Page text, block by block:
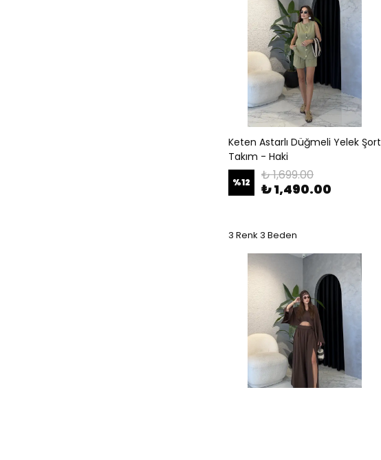
Keten Astarlı Düğmeli Yelek Şort
Takım - Haki
%12 ₺ 1,699.00
₺ 1,490.00
3 Renk 3 Beden